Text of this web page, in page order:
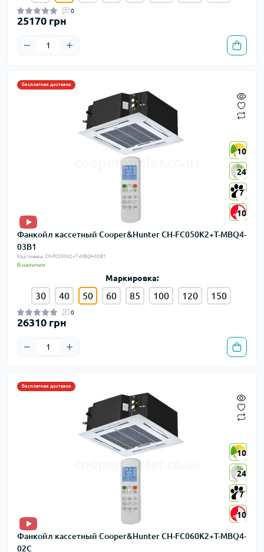
0
25170 грн
Бесплатная доставка
10
24
7
10
10
24
7
10
Фанкойл кассетный Cooper&Hunter CH-FC050K2+T-MBQ4-
03B1
Код товара: CH-FC050K2+T-MBQ4-03B1
В наличии
Маркировка:
30 40 50 60 85 100 120 150
0
26310 грн
Бесплатная доставка
10
24
7
10
10
24
7
10
Фанкойл кассетный Cooper&Hunter CH-FC060K2+T-MBQ4-
02C